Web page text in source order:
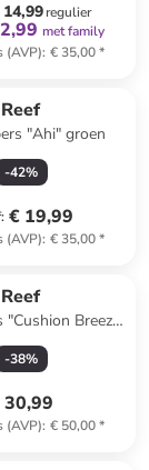
regulier
met family
(AVP): € 35,00*
Reef
"Ahi" groen
-42%
: € 19,99
(AVP): € 35,00*
Reef
"Cushion Breeze"
lichtbruin
-38%
30,99
(AVP): € 50,00*